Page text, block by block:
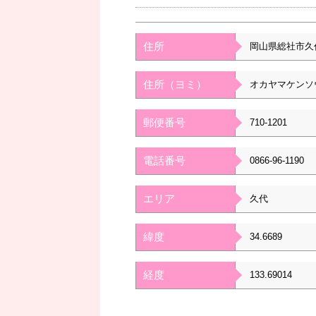
住所 岡山県総社市久
住所（ヨミ） オカヤマケン
郵便番号 710-1201
電話番号 0866-96-1190
エリア 久代
緯度 34.6689
経度 133.69014